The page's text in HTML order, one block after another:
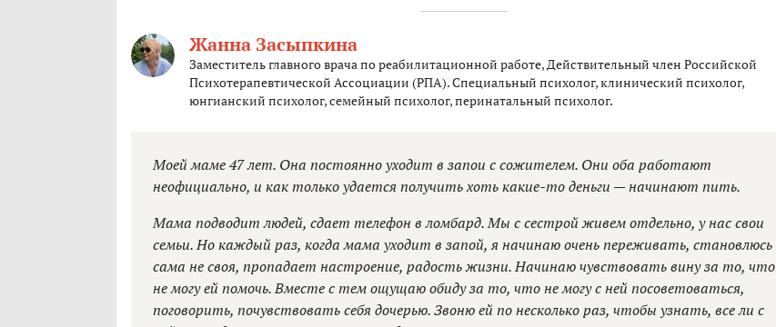
Жанна Засыпкина
Заместитель главного врача по реабилитационной работе, Действительный член Российской
Психотерапевтической Ассоциации (РПА). Специальный психолог, клинический психолог,
юнгианский психолог, семейный психолог, перинатальный психолог.
Моей маме 47 лет. Она постоянно уходит в запои с сожителем. Они оба работают
неофициально, и как только удается получить хоть какие-то деньги — начинают пить.
Мама подводит людей, сдает телефон в ломбард. Мы с сестрой живем отдельно, у нас свои
семьи. Но каждый раз, когда мама уходит в запой, я начинаю очень переживать, становлюсь
сама не своя, пропадает настроение, радость жизни. Начинаю чувствовать вину за то, что
не могу ей помочь. Вместе с тем ощущаю обиду за то, что не могу с ней посоветоваться,
поговорить, почувствовать себя дочерью. Звоню ей по несколько раз, чтобы узнать, все ли с